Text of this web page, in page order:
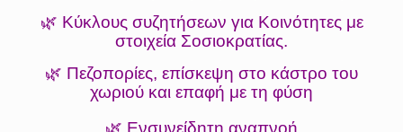
🌿 Κύκλους συζητήσεων για Κοινότητες με
στοιχεία Σοσιοκρατίας.
🌿 Πεζοπορίες, επίσκεψη στο κάστρο του
χωριού και επαφή με τη φύση
🌿 Ενσυνείδητη αναπνοή